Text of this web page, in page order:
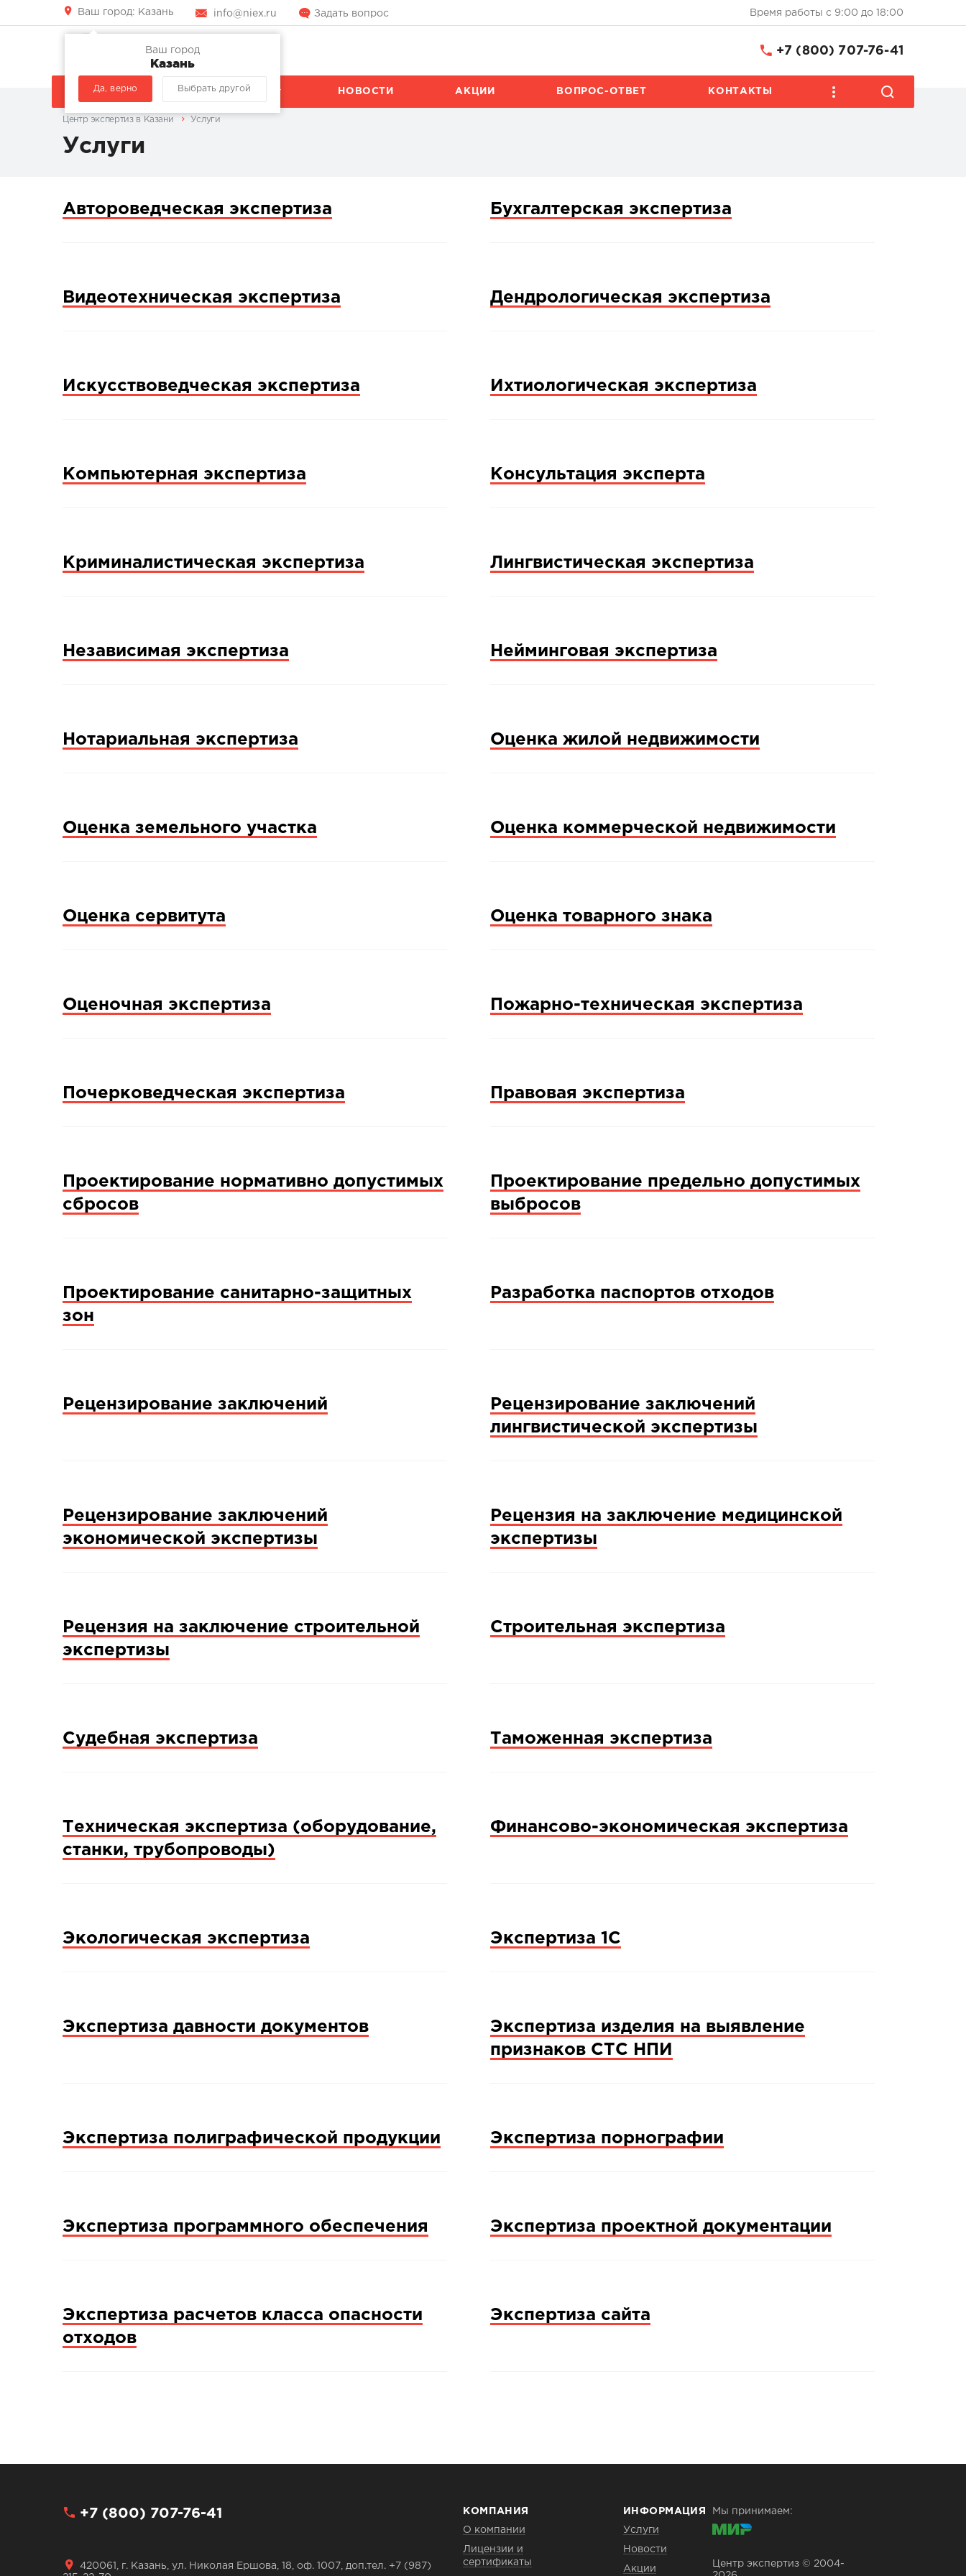
Ваш город: Казань
Ваш город
Казань
Да, верно Выбрать другой
info@niex.ru Задать вопрос Время работы с 9:00 до 18:00
+7 (800) 707-76-41
КОМПАНИЯ УСЛУГИ НОВОСТИ АКЦИИ ВОПРОС-ОТВЕТ КОНТАКТЫ
Центр экспертиз в Казани Услуги
Услуги
Автороведческая экспертиза Бухгалтерская экспертиза
Видеотехническая экспертиза Дендрологическая экспертиза
Искусствоведческая экспертиза Ихтиологическая экспертиза
Компьютерная экспертиза Консультация эксперта
Криминалистическая экспертиза Лингвистическая экспертиза
Независимая экспертиза Нейминговая экспертиза
Нотариальная экспертиза Оценка жилой недвижимости
Оценка земельного участка Оценка коммерческой недвижимости
Оценка сервитута Оценка товарного знака
Оценочная экспертиза Пожарно-техническая экспертиза
Почерковедческая экспертиза Правовая экспертиза
Проектирование нормативно допустимых
сбросов
Проектирование предельно допустимых
выбросов
Проектирование санитарно-защитных
зон
Разработка паспортов отходов
Рецензирование заключений
Рецензирование заключений
лингвистической экспертизы
Рецензирование заключений
экономической экспертизы
Рецензия на заключение медицинской
экспертизы
Рецензия на заключение строительной
экспертизы
Строительная экспертиза
Судебная экспертиза Таможенная экспертиза
Техническая экспертиза (оборудование,
станки, трубопроводы)
Финансово-экономическая экспертиза
Экологическая экспертиза Экспертиза 1С
Экспертиза давности документов
Экспертиза изделия на выявление
признаков СТС НПИ
Экспертиза полиграфической продукции Экспертиза порнографии
Экспертиза программного обеспечения Экспертиза проектной документации
Экспертиза расчетов класса опасности
отходов
Экспертиза сайта
+7 (800) 707-76-41
420061, г. Казань, ул. Николая Ершова, 18, оф. 1007, доп.тел. +7 (987)
КОМПАНИЯ
О компании
Лицензии и
сертификаты
ИНФОРМАЦИЯ
Услуги
Новости
Акции
Мы принимаем:
Центр экспертиз © 2004-